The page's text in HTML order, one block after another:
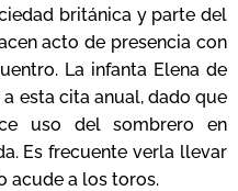
británica y parte del
acto de presencia con
La infanta Elena de
esta cita anual, dado que
uso del sombrero en
Es frecuente verla llevar
acude a los toros.